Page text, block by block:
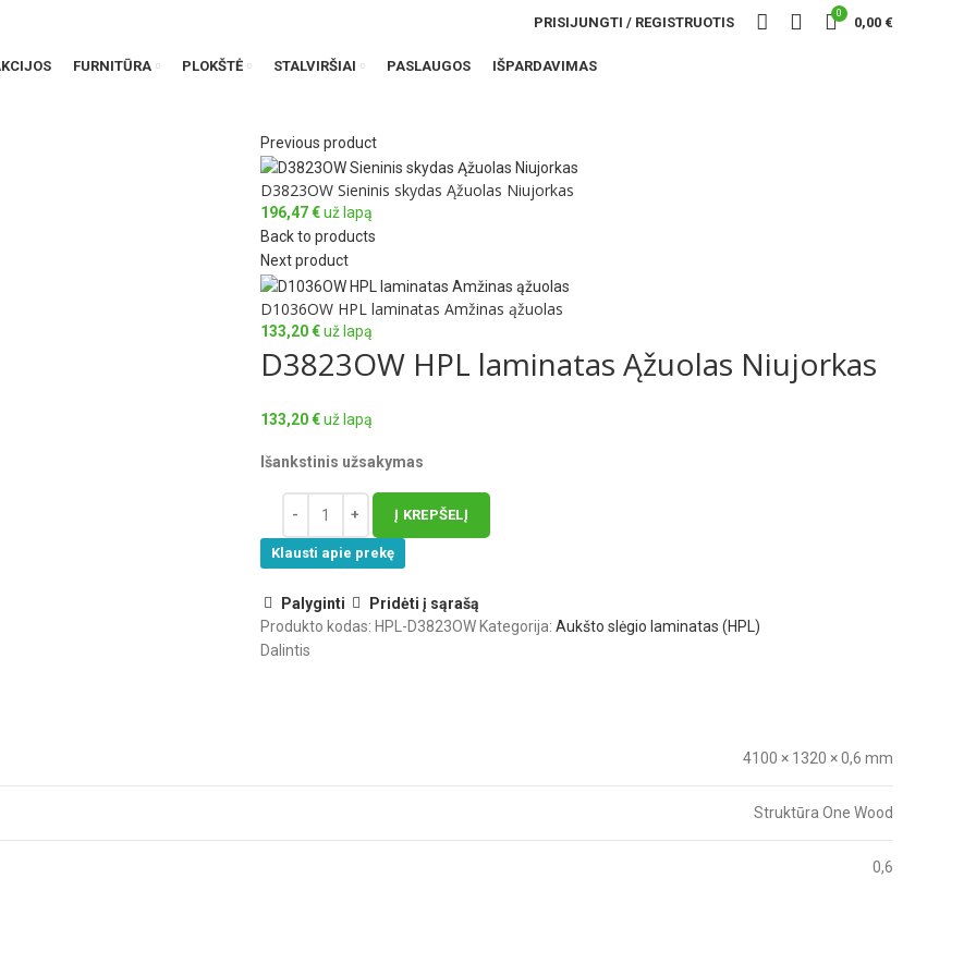
PRISIJUNGTI / REGISTRUOTIS
0
0,00 €
FURNITŪRA PLOKŠTĖ STALVIRŠIAI PASLAUGOS IŠPARDAVIMAS
Previous product
D3823OW Sieninis skydas Ąžuolas Niujorkas
196,47€už lapą
Back to products
Next product
D1036OW HPL laminatas Amžinas ąžuolas
133,20€už lapą
D3823OW HPL laminatas Ąžuolas Niujorkas
133,20€už lapą
Išankstinis užsakymas
Į KREPŠELĮ
Klausti apie prekę
Palyginti
Pridėti į sąrašą
Produkto kodas: HPL-D3823OWKategorija: Aukšto slėgio laminatas (HPL)
Dalintis
4100 × 1320 × 0,6 mm
Struktūra One Wood
0,6